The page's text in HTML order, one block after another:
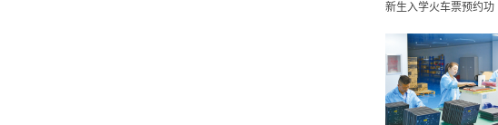
新生入学火车票预约功